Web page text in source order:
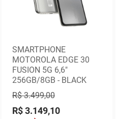
SMARTPHONE
MOTOROLA EDGE 30
FUSION 5G 6,6"
256GB/8GB - BLACK
R$ 3.499,00
R$ 3.149,10